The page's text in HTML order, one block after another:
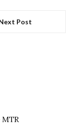
Post